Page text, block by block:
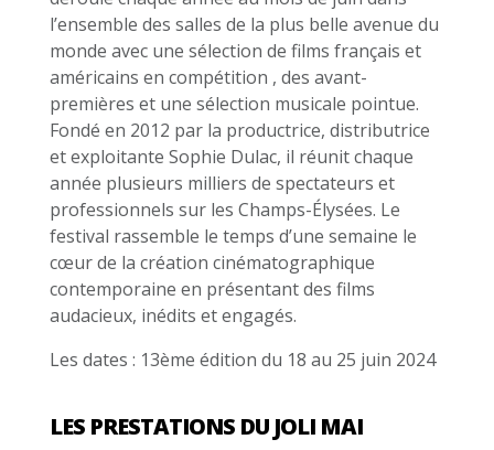
l’ensemble des salles de la plus belle avenue du
monde avec une sélection de films français et
américains en compétition , des avant-
premières et une sélection musicale pointue.
Fondé en 2012 par la productrice, distributrice
et exploitante Sophie Dulac, il réunit chaque
année plusieurs milliers de spectateurs et
professionnels sur les Champs-Élysées. Le
festival rassemble le temps d’une semaine le
cœur de la création cinématographique
contemporaine en présentant des films
audacieux, inédits et engagés.
Les dates : 13ème édition du 18 au 25 juin 2024
LES PRESTATIONS DU JOLI MAI